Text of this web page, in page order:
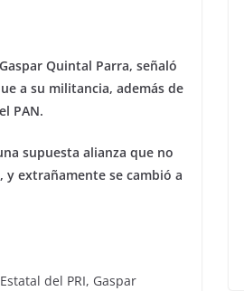
Quintal Parra, señaló
a su militancia, además de
PAN.
supuesta alianza que no
extrañamente se cambió a
del PRI, Gaspar